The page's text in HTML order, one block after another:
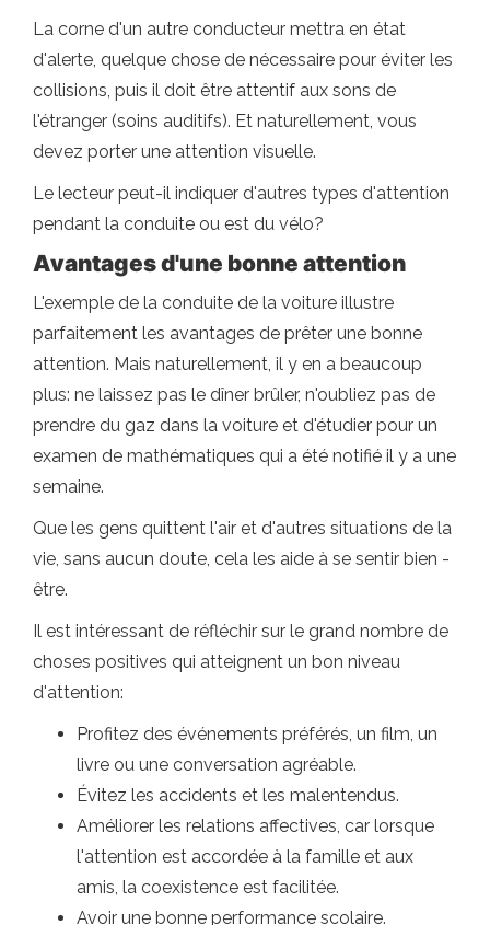
La corne d'un autre conducteur mettra en état
d'alerte, quelque chose de nécessaire pour éviter les
collisions, puis il doit être attentif aux sons de
l'étranger (soins auditifs). Et naturellement, vous
devez porter une attention visuelle.
Le lecteur peut-il indiquer d'autres types d'attention
pendant la conduite ou est du vélo?
Avantages d'une bonne attention
L'exemple de la conduite de la voiture illustre
parfaitement les avantages de prêter une bonne
attention. Mais naturellement, il y en a beaucoup
plus: ne laissez pas le dîner brûler, n'oubliez pas de
prendre du gaz dans la voiture et d'étudier pour un
examen de mathématiques qui a été notifié il y a une
semaine.
Que les gens quittent l'air et d'autres situations de la
vie, sans aucun doute, cela les aide à se sentir bien -
être.
Il est intéressant de réfléchir sur le grand nombre de
choses positives qui atteignent un bon niveau
d'attention:
Profitez des événements préférés, un film, un
livre ou une conversation agréable.
Évitez les accidents et les malentendus.
Améliorer les relations affectives, car lorsque
l'attention est accordée à la famille et aux
amis, la coexistence est facilitée.
Avoir une bonne performance scolaire.